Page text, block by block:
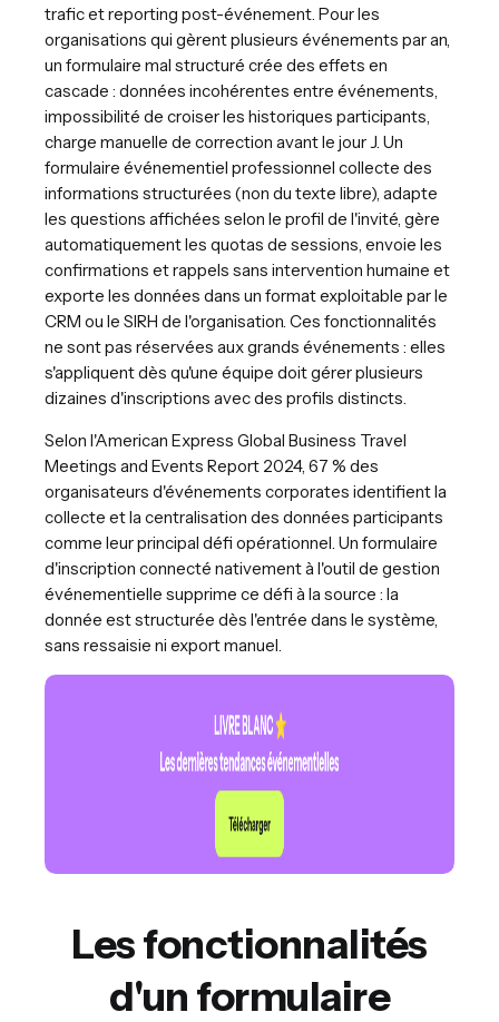
trafic et reporting post-événement. Pour les
organisations qui gèrent plusieurs événements par an,
un formulaire mal structuré crée des effets en
cascade : données incohérentes entre événements,
impossibilité de croiser les historiques participants,
charge manuelle de correction avant le jour J. Un
formulaire événementiel professionnel collecte des
informations structurées (non du texte libre), adapte
les questions affichées selon le profil de l'invité, gère
automatiquement les quotas de sessions, envoie les
confirmations et rappels sans intervention humaine et
exporte les données dans un format exploitable par le
CRM ou le SIRH de l'organisation. Ces fonctionnalités
ne sont pas réservées aux grands événements : elles
s'appliquent dès qu'une équipe doit gérer plusieurs
dizaines d'inscriptions avec des profils distincts.
Selon l'American Express Global Business Travel
Meetings and Events Report 2024, 67 % des
organisateurs d'événements corporates identifient la
collecte et la centralisation des données participants
comme leur principal défi opérationnel. Un formulaire
d'inscription connecté nativement à l'outil de gestion
événementielle supprime ce défi à la source : la
donnée est structurée dès l'entrée dans le système,
sans ressaisie ni export manuel.
Les fonctionnalités
d'un formulaire